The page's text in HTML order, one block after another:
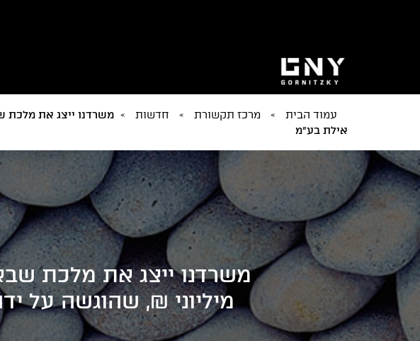
עמוד הבית » מרכז תקשורת » חדשות » משרדנו ייצג את מלכת
אילת בע"מ
משרדנו ייצג את מלכת
מיליוני ₪, שהוגשה על